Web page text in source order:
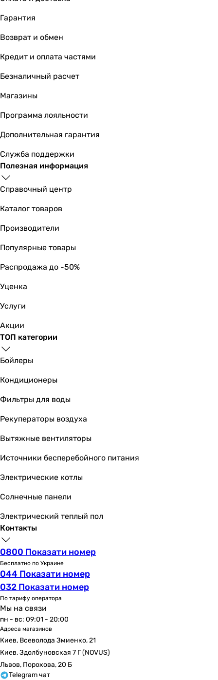
Гарантия
Возврат и обмен
Кредит и оплата частями
Безналичный расчет
Магазины
Программа лояльности
Дополнительная гарантия
Служба поддержки
Полезная информация
Справочный центр
Каталог товаров
Производители
Популярные товары
Распродажа до -50%
Уценка
Услуги
Акции
ТОП категории
Бойлеры
Кондиционеры
Фильтры для воды
Рекуператоры воздуха
Вытяжные вентиляторы
Источники бесперебойного питания
Электрические котлы
Солнечные панели
Электрический теплый пол
Контакты
0800 Показати номер
Бесплатно по Украине
044 Показати номер
032 Показати номер
По тарифу оператора
Мы на связи
пн - вс: 09:01 - 20:00
Адреса магазинов
Киев, Всеволода Змиенко, 21
Киев, Здолбуновская 7 Г (NOVUS)
Львов, Порохова, 20 Б
Telegram чат